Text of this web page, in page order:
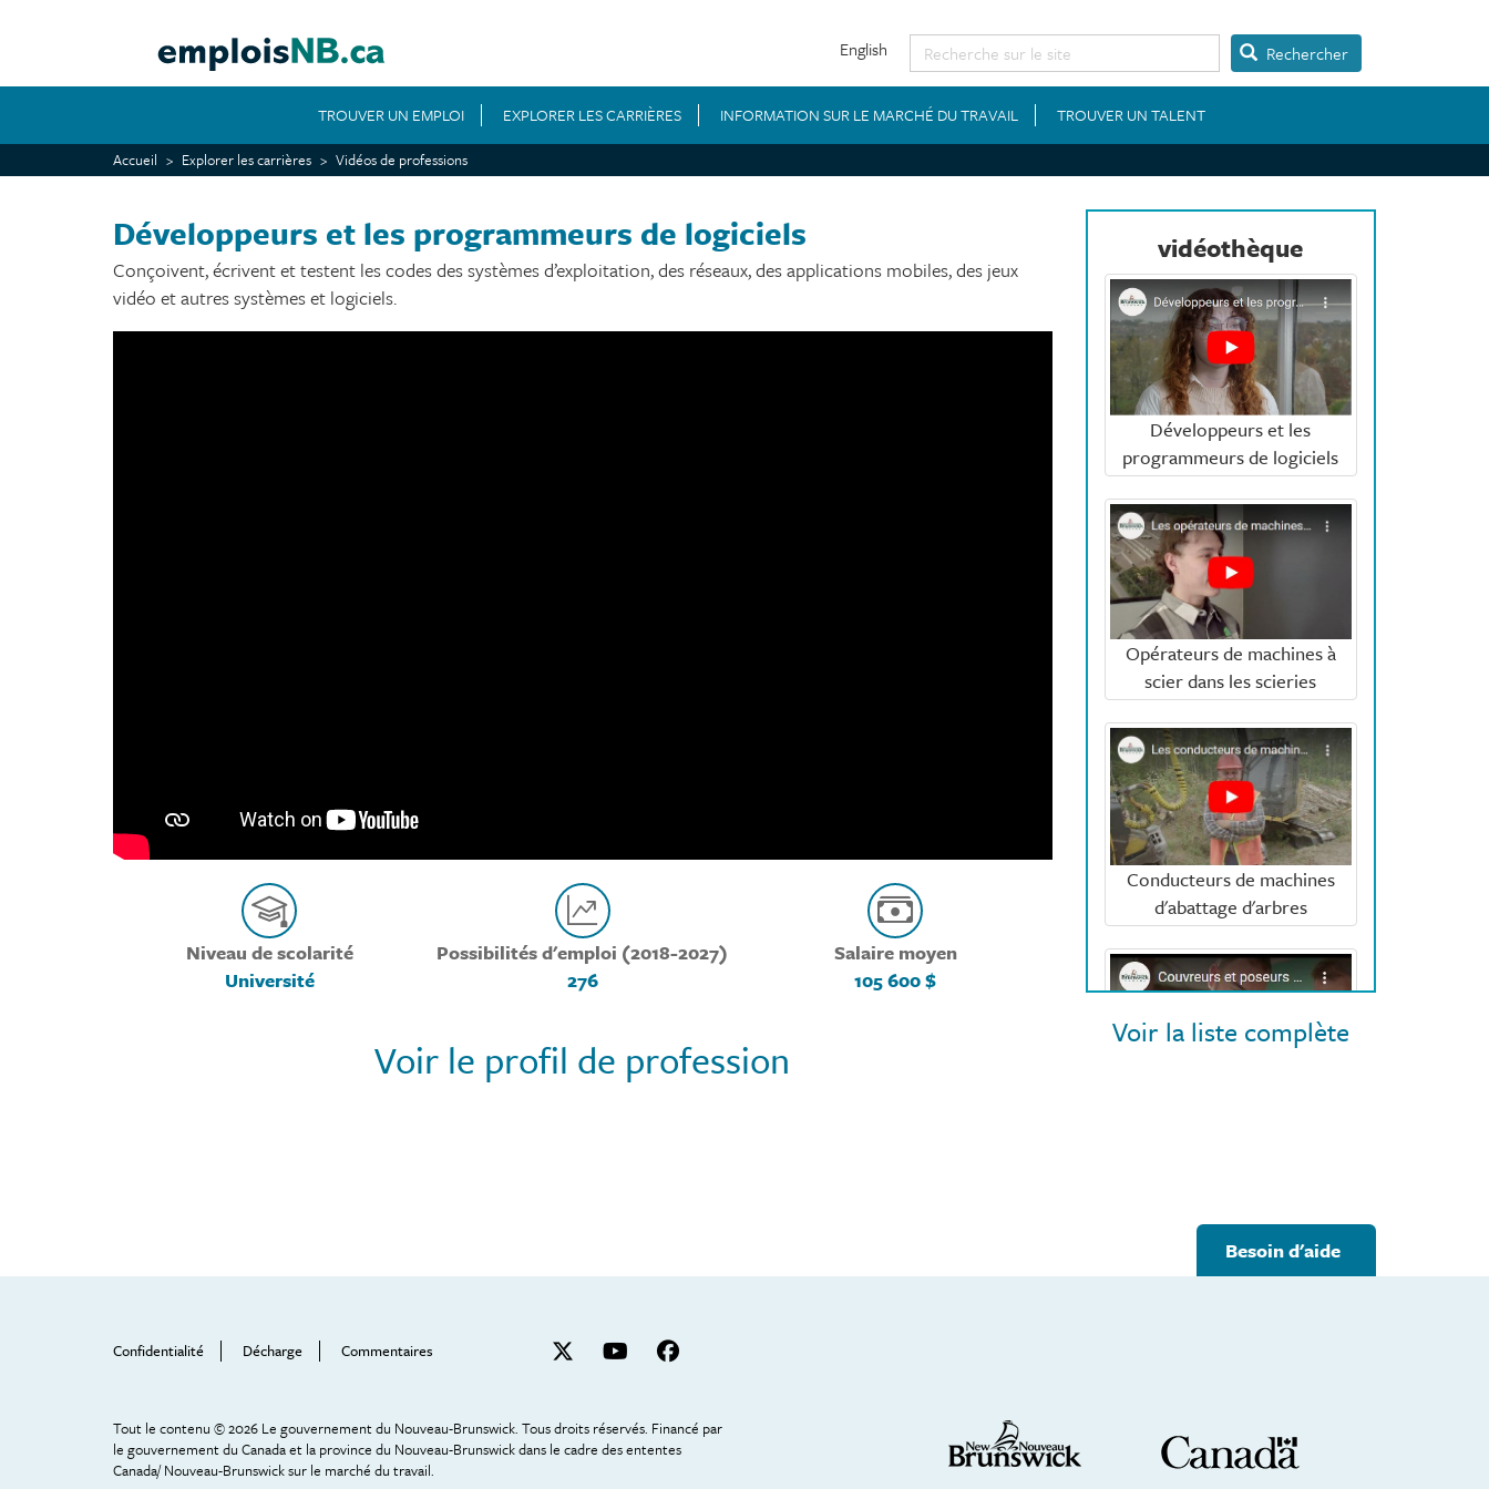
Rechercher
English
NAVIGATION
TROUVER UN EMPLOI EXPLORER LES CARRIÈRES INFORMATION SUR LE MARCHÉ DU TRAVAIL TROUVER UN TALENT
Accueil Explorer les carrières Vidéos de professions
Développeurs et les programmeurs de logiciels
Conçoivent, écrivent et testent les codes des systèmes d’exploitation, des réseaux, des applications mobiles, des jeux
vidéo et autres systèmes et logiciels.
Niveau de scolarité
Université
Possibilités d'emploi (2018-2027)
276
Salaire moyen
105 600 $
Voir le profil de profession
vidéothèque
Développeurs et les
programmeurs de logiciels
Opérateurs de machines à
scier dans les scieries
Conducteurs de machines
d'abattage d'arbres
Voir la liste complète
Help
Besoin d'aide
Confidentialité Décharge Commentaires
Tout le contenu © 2026 Le gouvernement du Nouveau-Brunswick. Tous droits réservés. Financé par
le gouvernement du Canada et la province du Nouveau-Brunswick dans le cadre des ententes
Canada/ Nouveau-Brunswick sur le marché du travail.